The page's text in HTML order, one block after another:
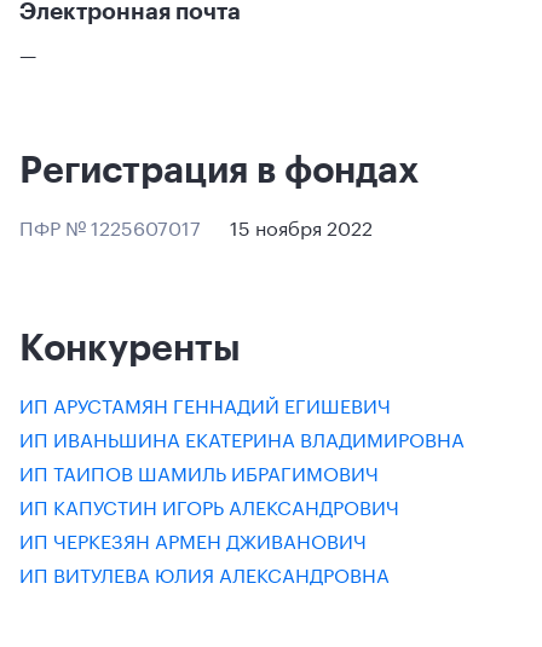
Электронная почта
—
Регистрация в фондах
ПФР № 1225607017 15 ноября 2022
Конкуренты
ИП АРУСТАМЯН ГЕННАДИЙ ЕГИШЕВИЧ
ИП ИВАНЬШИНА ЕКАТЕРИНА ВЛАДИМИРОВНА
ИП ТАИПОВ ШАМИЛЬ ИБРАГИМОВИЧ
ИП КАПУСТИН ИГОРЬ АЛЕКСАНДРОВИЧ
ИП ЧЕРКЕЗЯН АРМЕН ДЖИВАНОВИЧ
ИП ВИТУЛЕВА ЮЛИЯ АЛЕКСАНДРОВНА